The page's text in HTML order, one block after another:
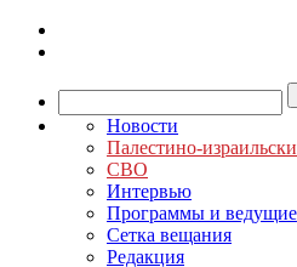
Новости
Палестино-
СВО
Интервью
Программы и ведущие
Сетка вещания
Редакция